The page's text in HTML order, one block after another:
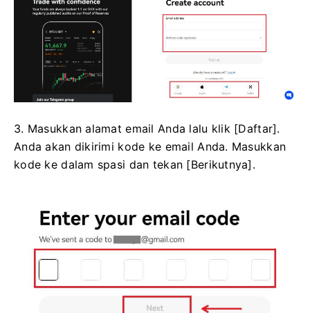
3. Masukkan alamat email Anda lalu klik [Daftar].
Anda akan dikirimi kode ke email Anda. Masukkan
kode ke dalam spasi dan tekan [Berikutnya].